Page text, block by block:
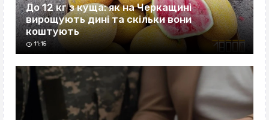
До 12 кг з куща: як на Черкащині
вирощують дині та скільки вони
коштують
11:15